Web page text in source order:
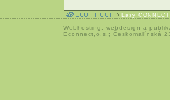
Easy
Webhosting webdesign a
Econnect,o.s.; Českomalínská